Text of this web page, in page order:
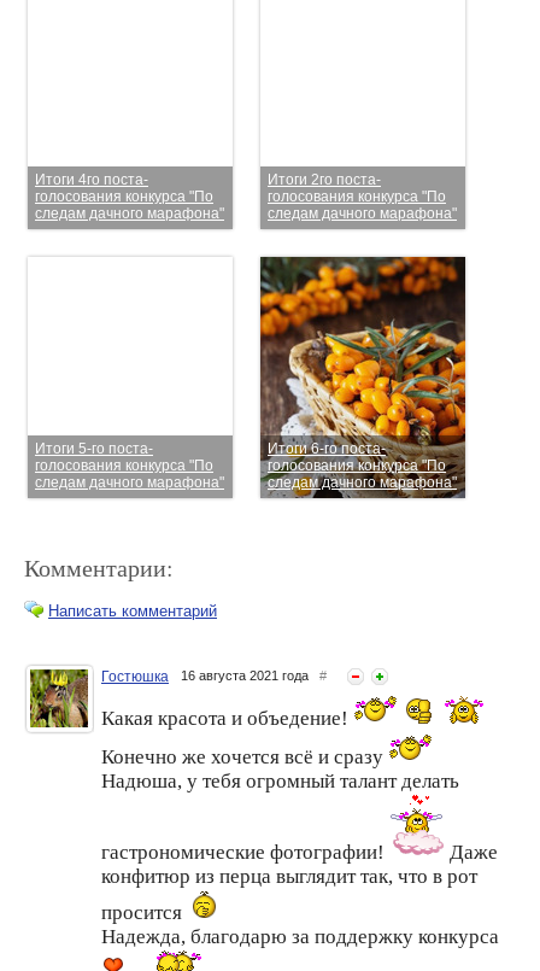
Итоги 4го поста-
голосования конкурса "По
следам дачного марафона"
Итоги 2го поста-
голосования конкурса "По
следам дачного марафона"
Итоги 5-го поста-
голосования конкурса "По
следам дачного марафона"
Итоги 6-го поста-
голосования конкурса "По
следам дачного марафона"
Итоги 3го поста-
голосования конкурса "По
следам дачного марафона"
Фото флэшмоб "Конкурс:
марафона" Пост-
голосование номер 6
Комментарии:
Написать комментарий
Гостюшка 16 августа 2021 года #
Какая красота и объедение!
Конечно же хочется всё и сразу
Надюша, у тебя огромный талант делать
гастрономические фотографии!
Даже
конфитюр из перца выглядит так, что в рот
просится
Надежда, благодарю за поддержку конкурса